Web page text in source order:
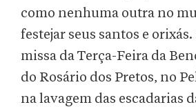
como nenhuma outra no
festejar seus santos e orixás.
missa da Terça-Feira da
do Rosário dos Pretos, no
na lavagem das escadarias